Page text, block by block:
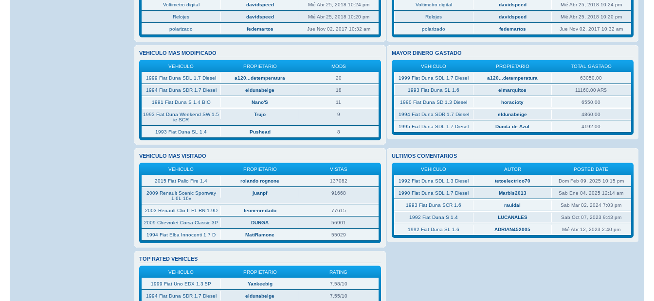
Voltimetro digital davidspeed Mié Abr 25, 2018 10:24 pm
Relojes davidspeed Mié Abr 25, 2018 10:20 pm
polarizado fedemartos Jue Nov 02, 2017 10:32 am
Voltimetro digital davidspeed Mié Abr 25, 2018 10:24 pm
Relojes davidspeed Mié Abr 25, 2018 10:20 pm
polarizado fedemartos Jue Nov 02, 2017 10:32 am
VEHICULO MAS MODIFICADO
VEHICULO PROPIETARIO MODS
1999 Fiat Duna SDL 1.7 Diesel a120...detemperatura 20
1994 Fiat Duna SDR 1.7 Diesel eldunabeige 18
1991 Fiat Duna S 1.4 BIO Nano'S 11
1993 Fiat Duna Weekend SW 1.5
ie SCR
Trujo 9
1993 Fiat Duna SL 1.4 Pushead 8
MAYOR DINERO GASTADO
VEHICULO PROPIETARIO TOTAL GASTADO
1999 Fiat Duna SDL 1.7 Diesel a120...detemperatura 63050.00
1993 Fiat Duna SL 1.6 elmarquitos 11160.00 AR$
1990 Fiat Duna SD 1.3 Diesel horacioty 6550.00
1994 Fiat Duna SDR 1.7 Diesel eldunabeige 4860.00
1995 Fiat Duna SDL 1.7 Diesel Dunita de Azul 4192.00
VEHICULO MAS VISITADO
VEHICULO PROPIETARIO VISTAS
2015 Fiat Palio Fire 1.4 rolando rognone 137082
2009 Renault Scenic Sportway
1.6L 16v
juanpf 91668
2003 Renault Clio II F1 RN 1.9D leonenredado 77615
2009 Chevrolet Corsa Classic 3P DUNGA 56901
1994 Fiat Elba Innocenti 1.7 D MatiRamone 55029
ULTIMOS COMENTARIOS
VEHICULO AUTOR POSTED DATE
1992 Fiat Duna SDL 1.3 Diesel tetoelectrico70 Dom Feb 09, 2025 10:15 pm
1990 Fiat Duna SDL 1.7 Diesel Marbis2013 Sab Ene 04, 2025 12:14 am
1993 Fiat Duna SCR 1.6 rauldal Sab Mar 02, 2024 7:03 pm
1992 Fiat Duna S 1.4 LUCANALES Sab Oct 07, 2023 9:43 pm
1992 Fiat Duna SL 1.6 ADRIAN452005 Mié Abr 12, 2023 2:40 pm
TOP RATED VEHICLES
VEHICULO PROPIETARIO RATING
1999 Fiat Uno EDX 1.3 5P Yankeebig 7.58/10
1994 Fiat Duna SDR 1.7 Diesel eldunabeige 7.55/10